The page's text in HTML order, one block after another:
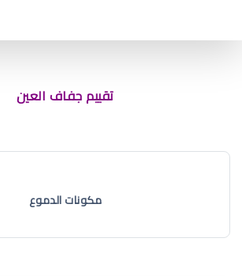
تقييم جفاف العين
مكونات الدموع